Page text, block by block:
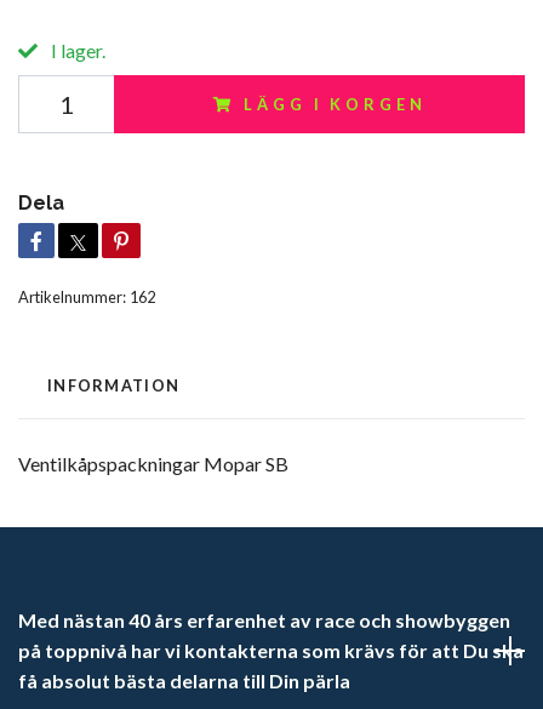
I lager.
LÄGG I KORGEN
Dela
Artikelnummer: 162
INFORMATION
Ventilkåpspackningar Mopar SB
Med nästan 40 års erfarenhet av race och showbyggen
på toppnivå har vi kontakterna som krävs för att Du ska
få absolut bästa delarna till Din pärla